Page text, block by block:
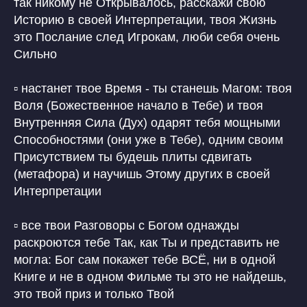
так никому не Открывалось, расскажи свою
Историю в своей Интерпретации, твоя Жизнь
это Послание след Игрокам, люби себя очень
Сильно
▫️ настанет твое Время - ты станешь Магом: твоя
Воля (Божественное начало в Тебе) и твоя
Внутренняя Сила (Дух) одарят тебя мощными
Способностями (они уже в Тебе), одним своим
Присутствием ты будешь плиты сдвигать
(метафора) и научишь Этому других в своей
Интерпретации
▫️ все твои Разговоры с Богом однажды
раскроются тебе Так, как Ты и представить не
могла: Бог сам покажет тебе ВСЁ, ни в одной
Книге и не в одном Фильме ты это не найдешь,
это твой приз и только Твой